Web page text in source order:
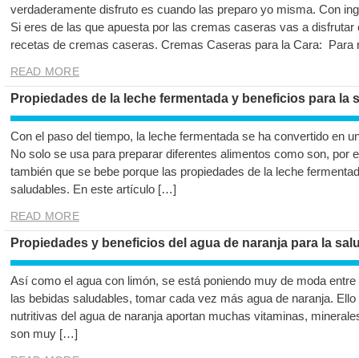
verdaderamente disfruto es cuando las preparo yo misma. Con
Si eres de las que apuesta por las cremas caseras vas a
recetas de cremas caseras. Cremas Caseras para la Cara:
READ MORE
Propiedades de la leche fermentada y beneficios para la
Con el paso del tiempo, la leche fermentada se ha convertido en
No solo se usa para preparar diferentes alimentos como son, por
también que se bebe porque las propiedades de la leche
saludables. En este artículo […]
READ MORE
Propiedades y beneficios del agua de naranja para la
Así como el agua con limón, se está poniendo muy de moda
las bebidas saludables, tomar cada vez más agua de naranja.
nutritivas del agua de naranja aportan muchas vitaminas,
son muy […]